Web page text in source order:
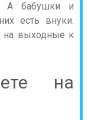
А бабушки и
есть внуки.
на выходные к
на